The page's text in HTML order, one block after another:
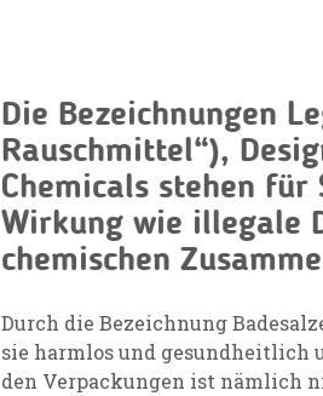
Die Bezeichnungen
Rauschmittel“),
Chemicals stehen für
Wirkung wie illegale
chemischen
Durch die Bezeichnung
sie harmlos und gesundheitlich
den Verpackungen ist nämlich